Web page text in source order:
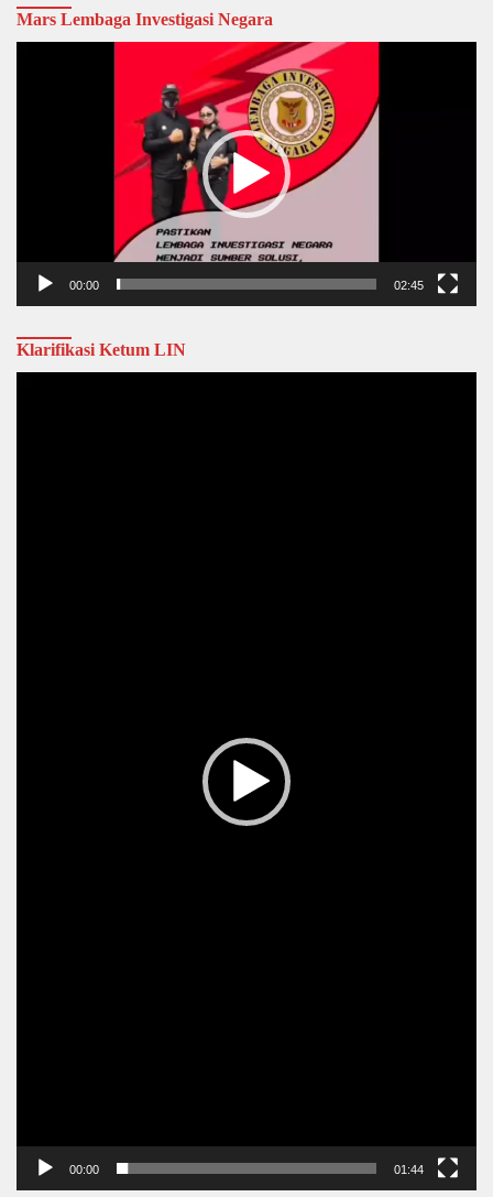
Mars Lembaga Investigasi Negara
00:00 02:45
Klarifikasi Ketum LIN
00:00 01:44